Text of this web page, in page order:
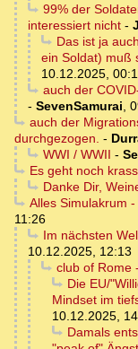
99% der
interessiert nicht -
Das ist ja
ein Soldat) muß
10.12.2025,
auch der
- SevenSamurai,
auch der
durchgezogen. -
WWI / WWII -
Es geht noch
Danke Dir,
Alles Simulakrum
11:26
Im nächsten
10.12.2025, 12:13
club of Rome
Die EU/
Mindset im
10.12.2025,
Damals